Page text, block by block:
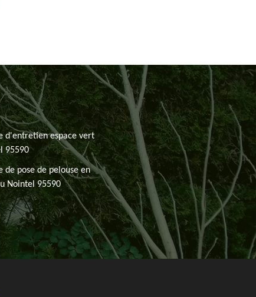
d'entretien espace vert
95590
de pose de pelouse en
Nointel 95590